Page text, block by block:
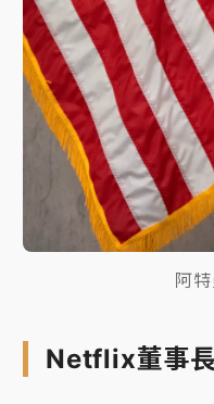
阿
Netflix董事